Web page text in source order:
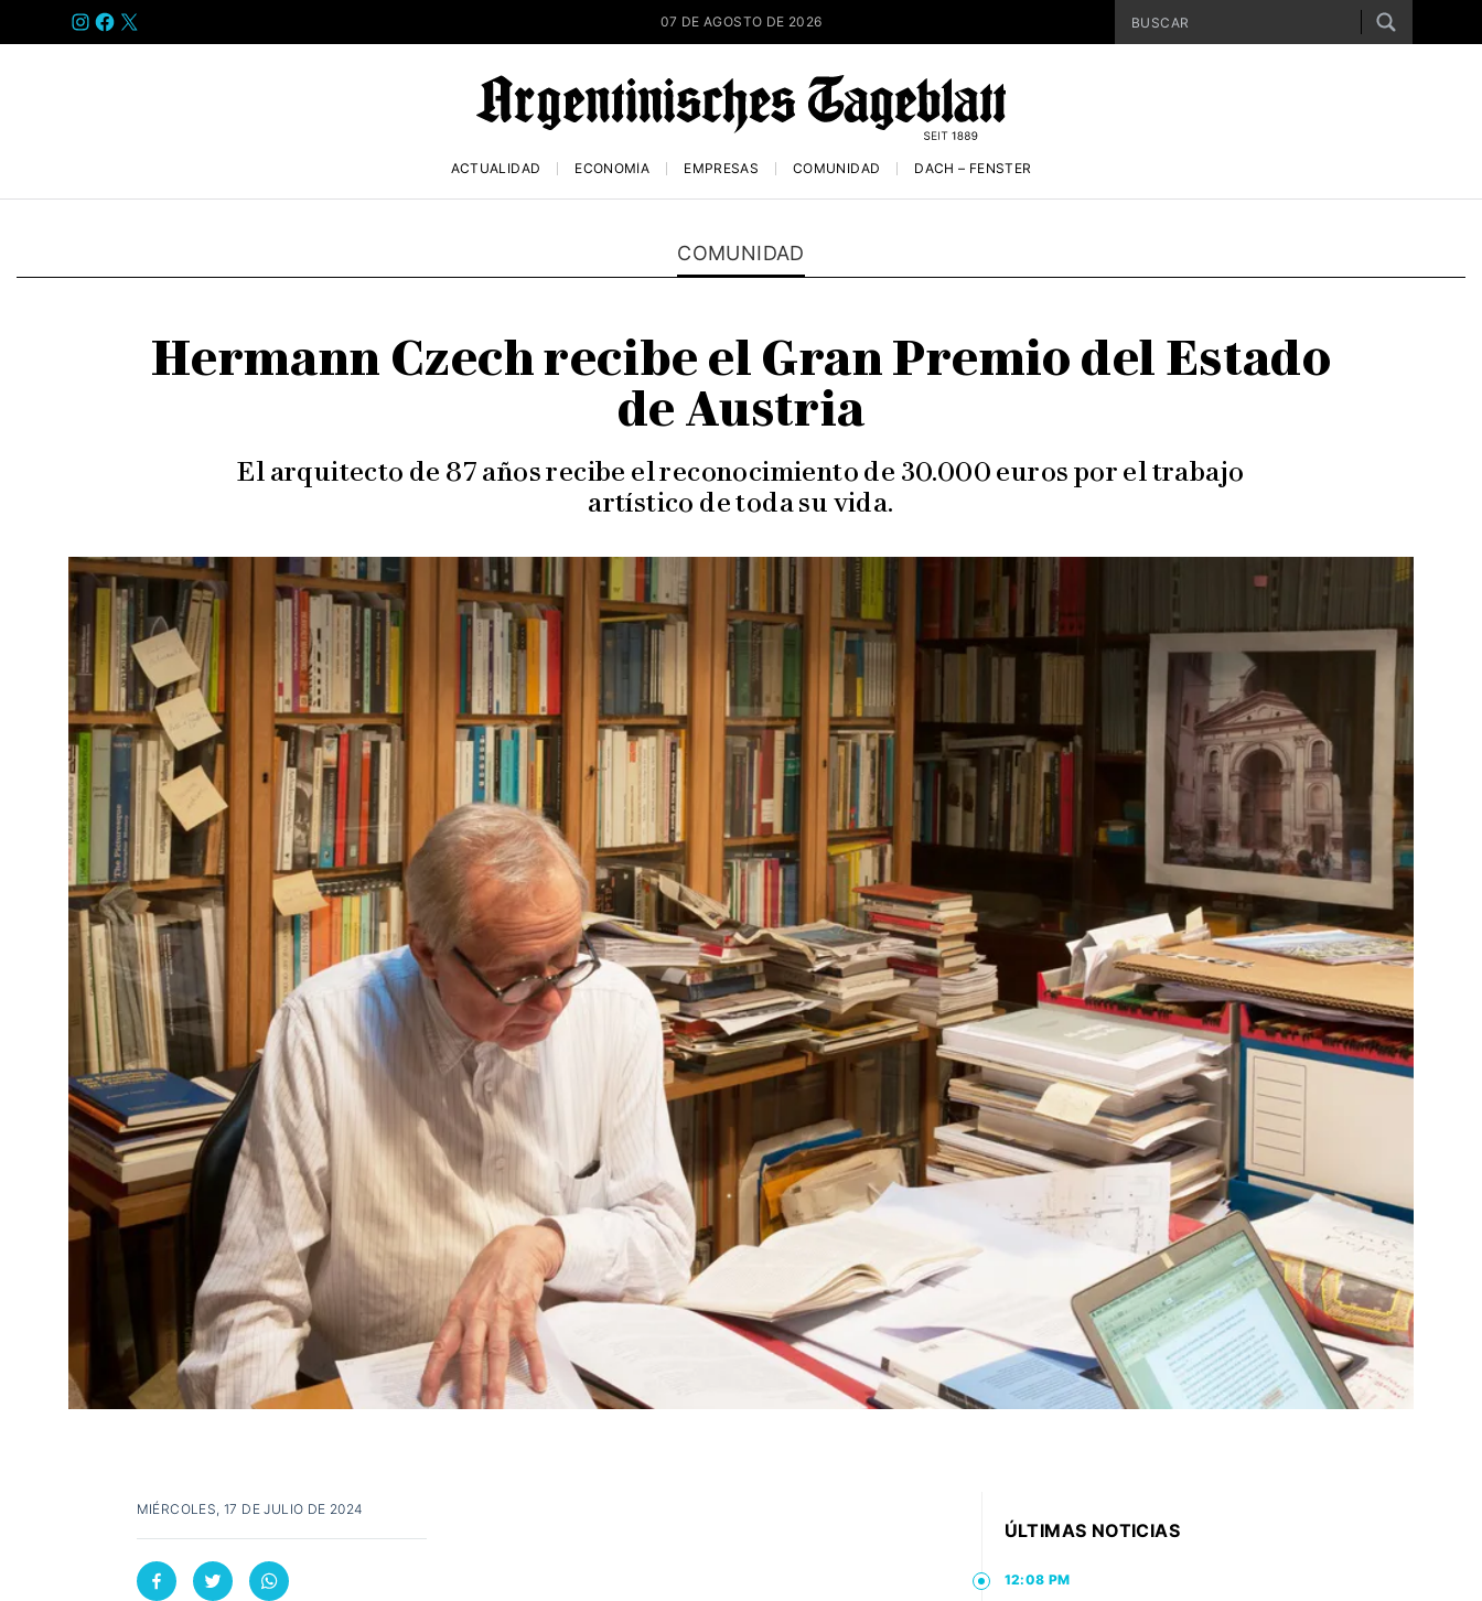
INSTAGRAM
FACEBOOK
X 07 DE AGOSTO DE 2026
ACTUALIDAD ECONOMÍA EMPRESAS COMUNIDAD DACH – FENSTER
COMUNIDAD
Hermann Czech recibe el Gran Premio del Estado
de Austria
El arquitecto de 87 años recibe el reconocimiento de 30.000 euros por el trabajo
artístico de toda su vida.
MIÉRCOLES, 17 DE JULIO DE 2024
ÚLTIMAS NOTICIAS
12:08 PM